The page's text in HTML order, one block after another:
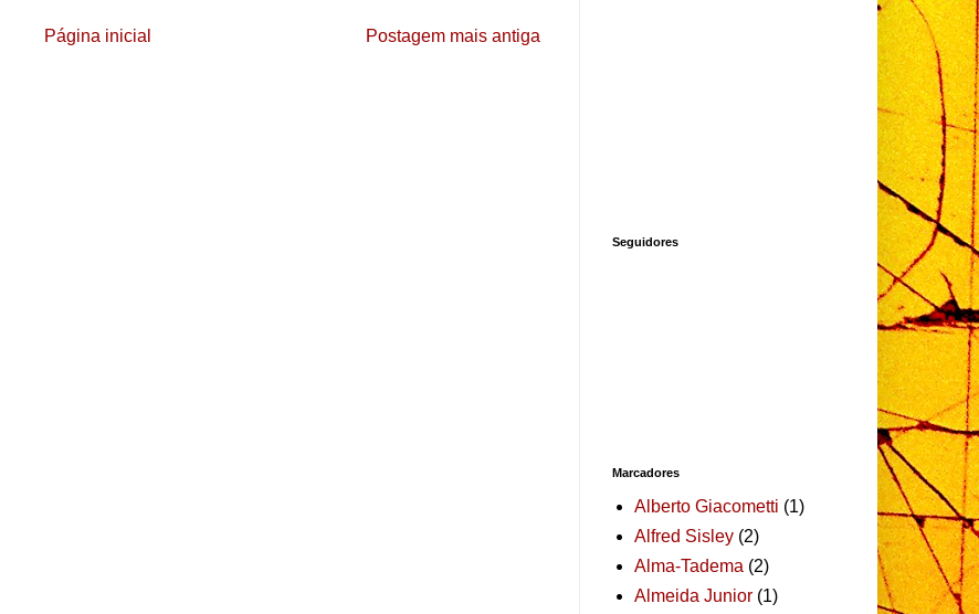
Postagem mais antiga
Página inicial
Seguidores
Marcadores
Alberto Giacometti (1)
Alfred Sisley (2)
Alma-Tadema (2)
Almeida Junior (1)